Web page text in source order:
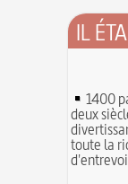
IL
1400
deux
toute la